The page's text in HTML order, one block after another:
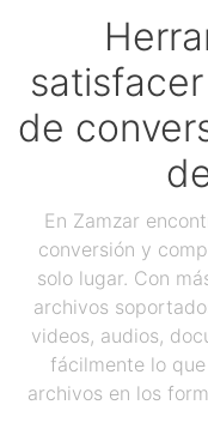
de
En Zamzar
conversión y
solo lugar. Con
archivos
videos, audios,
fácilmente lo
archivos en los